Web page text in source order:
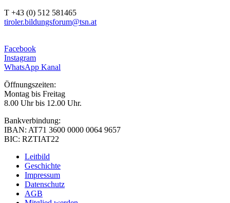
T +43 (0) 512 581465
tiroler.bildungsforum@tsn.at
Facebook
Instagram
WhatsApp Kanal
Öffnungszeiten:
Montag bis Freitag
8.00 Uhr bis 12.00 Uhr.
Bankverbindung:
IBAN: AT71 3600 0000 0064 9657
BIC: RZTIAT22
Leitbild
Geschichte
Impressum
Datenschutz
AGB